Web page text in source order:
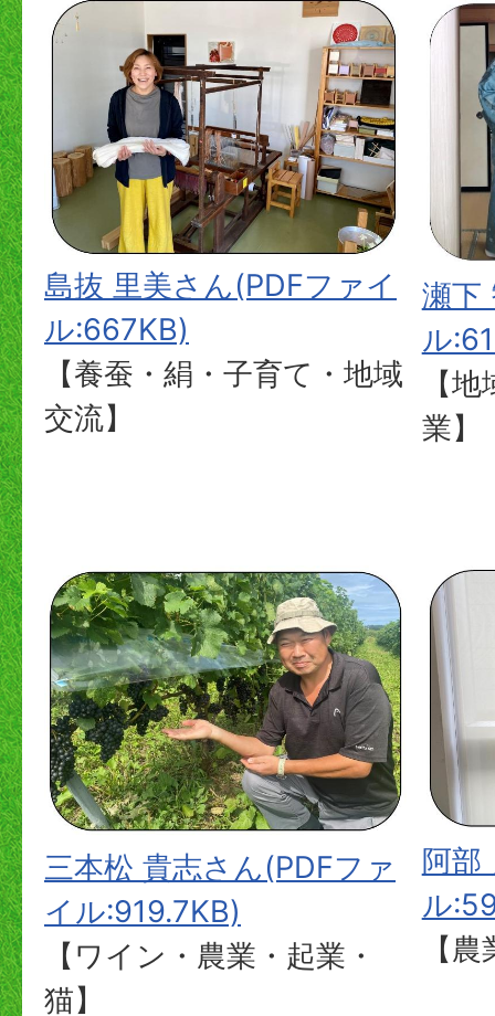
島抜 里美さん(PDFファイ
ル:667KB)
【養蚕・絹・子育て・地域
交流】
瀬下
ル
【
業】
三本松 貴志さん(PDFファ
イル:919.7KB)
【ワイン・農業・起業・
猫】
阿部
ル
【